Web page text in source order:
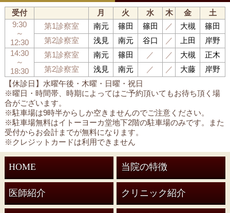
【休診日】水曜午後・木曜・日曜・祝日
※曜日・時間帯、時期によってはご予約頂いてもお待ち頂く場
合がございます。
※駐車場は9時半からしか空きませんのでご注意ください。
※駐車場無料はイトーヨーカ堂地下2階の駐車場のみです。また
受付からお会計までが無料になります。
※クレジットカードは利用できません
受付 月 火 水 木 金
土
9:30
～
12:30
第1診察室 南元 篠田 篠田 ／ 大槻
篠田
第2診察室
浅見 南元 谷口 ／ 上田
岸野
14:30
～
18:30
第1診察室 南元 篠田 ／ ／ 大槻
正木
第2診察室
浅見 南元 ／ ／ 大藤 岸野
HOME 当院の特徴
医師紹介 クリニック紹介